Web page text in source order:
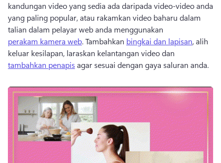
kandungan video yang sedia ada daripada video-video anda
yang paling popular, atau rakamkan video baharu dalam
talian dalam pelayar web anda menggunakan
perakam kamera web. Tambahkan bingkai dan lapisan, alih
keluar kesilapan, laraskan kelantangan video dan
tambahkan penapis agar sesuai dengan gaya saluran anda.